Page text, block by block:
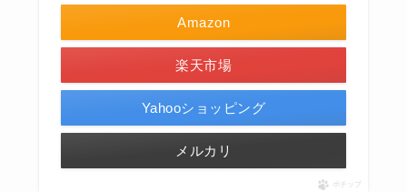
Amazon
楽天市場
Yahooショッピング
メルカリ
ポチップ